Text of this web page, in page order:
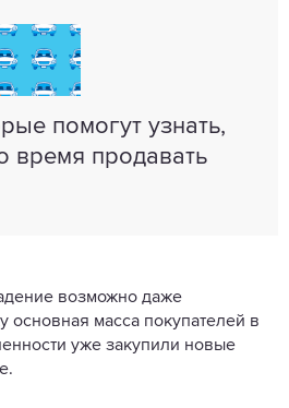
помогут узнать,
время продавать
возможно даже
основная масса покупателей в
уже закупили новые